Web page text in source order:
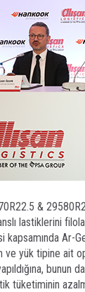
&
lastiklerini
kapsamında Ar-
yük tipine ait
bunun
tüketiminin